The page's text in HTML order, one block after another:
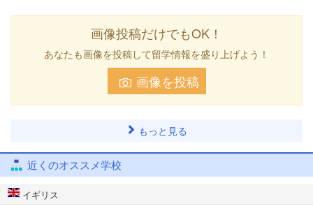
画像投稿だけでもOK！
あなたも画像を投稿して留学情報を盛り上げよう！
画像を投稿
もっと見る
近くのオススメ学校
イギリス